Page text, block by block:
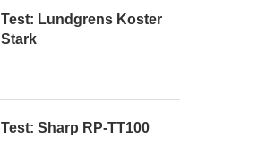
Test: Lundgrens Koster
Stark
Test: Sharp RP-TT100